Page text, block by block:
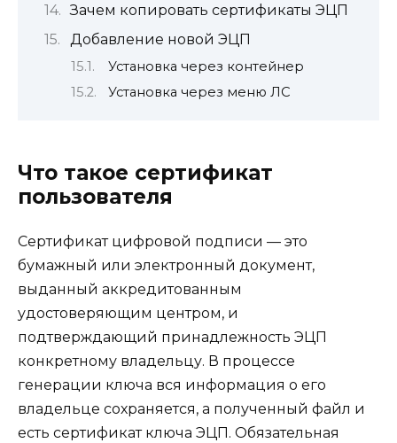
Зачем копировать сертификаты ЭЦП
Добавление новой ЭЦП
Установка через контейнер
Установка через меню ЛС
Что такое сертификат
пользователя
Сертификат цифровой подписи — это
бумажный или электронный документ,
выданный аккредитованным
удостоверяющим центром, и
подтверждающий принадлежность ЭЦП
конкретному владельцу. В процессе
генерации ключа вся информация о его
владельце сохраняется, а полученный файл и
есть сертификат ключа ЭЦП. Обязательная